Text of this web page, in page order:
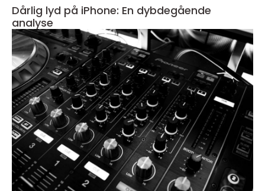
Dårlig lyd på iPhone: En dybdegående
analyse